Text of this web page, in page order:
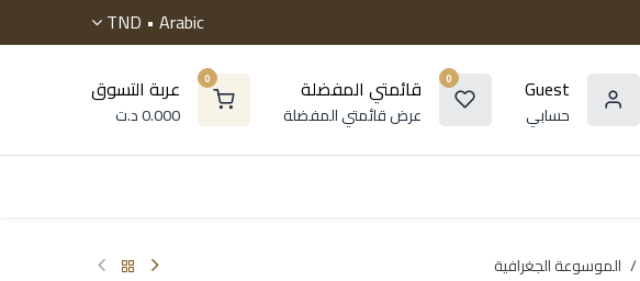
Arabic •
TND
0 عربة التسوق
0.000د.ت
0 قائمتي المفضلة
عرض قائمتي المفضلة
Guest
حسابي
الموسوعة الجغرافية